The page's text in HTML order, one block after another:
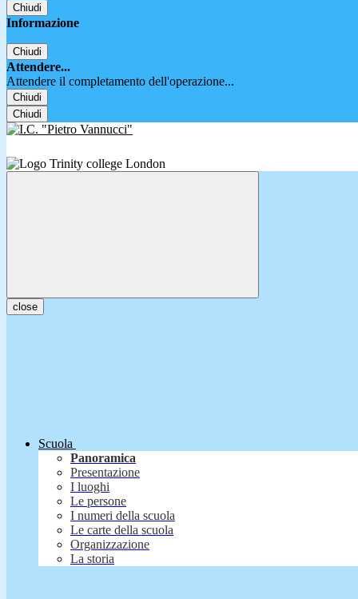
Chiudi
Informazione
Chiudi
Attendere...
Attendere il completamento dell'operazione...
Chiudi
Chiudi
close
Scuola
Panoramica
Presentazione
I luoghi
Le persone
I numeri della scuola
Le carte della scuola
Organizzazione
La storia